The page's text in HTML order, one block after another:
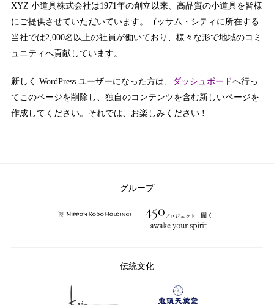
XYZ 小道具株式会社は1971年の創立以来、高品質の小道具を皆様
にご提供させていただいています。ゴッサム・シティに所在する
当社では2,000名以上の社員が働いており、様々な形で地域のコミ
ュニティへ貢献しています。
新しく WordPress ユーザーになった方は、 ダッシュボードへ行っ
てこのページを削除し、独自のコンテンツを含む新しいページを
作成してください。それでは、お楽しみください !
グループ
伝統文化